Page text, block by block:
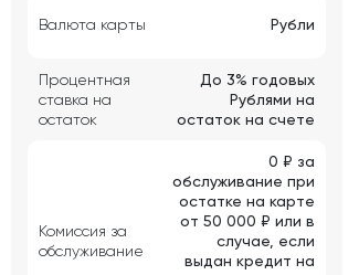
Валюта карты Рубли
Процентная
ставка на
остаток
До 3% годовых
Рублями на
остаток на счете
Комиссия за
обслуживание
0 ₽ за
обслуживание при
остатке на карте
от 50 000 ₽ или в
случае, если
выдан кредит на